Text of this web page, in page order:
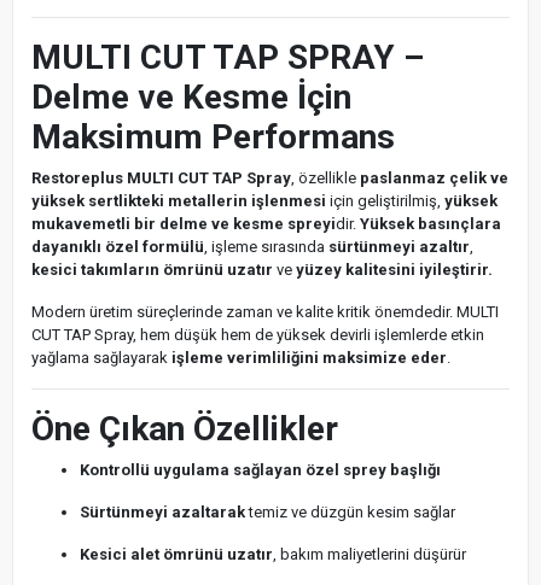
MULTI CUT TAP SPRAY –
Delme ve Kesme İçin
Maksimum Performans
Restoreplus MULTI CUT TAP Spray, özellikle paslanmaz çelik ve
yüksek sertlikteki metallerin işlenmesi için geliştirilmiş, yüksek
mukavemetli bir delme ve kesme spreyidir. Yüksek basınçlara
dayanıklı özel formülü, işleme sırasında sürtünmeyi azaltır,
kesici takımların ömrünü uzatır ve yüzey kalitesini iyileştirir.
Modern üretim süreçlerinde zaman ve kalite kritik önemdedir. MULTI
CUT TAP Spray, hem düşük hem de yüksek devirli işlemlerde etkin
yağlama sağlayarak işleme verimliliğini maksimize eder.
Öne Çıkan Özellikler
Kontrollü uygulama sağlayan özel sprey başlığı
Sürtünmeyi azaltaraktemiz ve düzgün kesim sağlar
Kesici alet ömrünü uzatır, bakım maliyetlerini düşürür